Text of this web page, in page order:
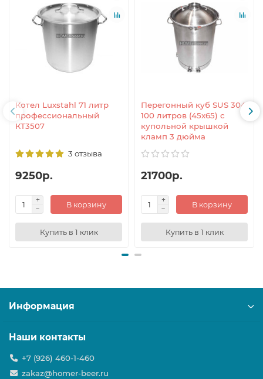
Котел Luxstahl 71 литр
профессиональный
КТ3507
3 отзыва
9250р.
В корзину
Купить в 1 клик
Перегонный куб SUS 304
100 литров (45x65) с
купольной крышкой
кламп 3 дюйма
21700р.
В корзину
Купить в 1 клик
Информация
Наши контакты
+7 (926) 460-1-460
zakaz@homer-beer.ru